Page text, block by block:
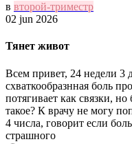
в второй-триместр
02 jun 2026
Тянет живот
Всем привет, 24 недели 3
схваткообразнная боль
потягивает как связки,
такое? К врачу не могу
4 числа, говорит если
страшного